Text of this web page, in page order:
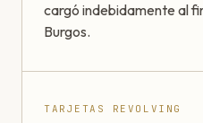
cargó indebidamente al
Burgos.
TARJETAS REVOLVING